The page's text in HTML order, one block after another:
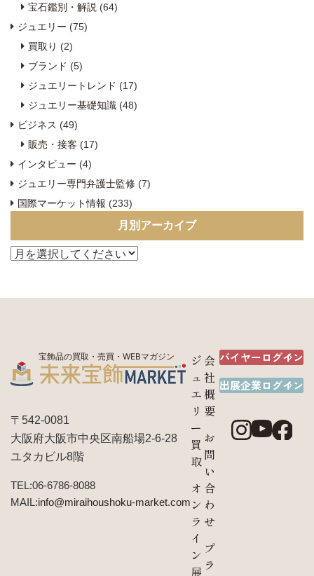
宝石鑑別・解説 (64)
ジュエリー (75)
買取り (2)
ブランド (5)
ジュエリートレンド (17)
ジュエリー基礎知識 (48)
ビジネス (49)
販売・接客 (17)
インタビュー (4)
ジュエリー専門弁護士監修 (7)
国際マーケット情報 (233)
月別アーカイブ
宝飾品の買取・売買・WEBマガジン
〒542-0081
大阪府大阪市中央区南船場2-6-28
ユタカビル8階
TEL:06-6786-8088
MAIL:info@miraihoushoku-market.com
ジ
ュ
エ
リ
ー
買
取
オ
ン
ラ
イ
ン
展
会
社
概
要
お
問
い
合
わ
せ
プ
ラ
バイヤーログイン
出展企業ログイン